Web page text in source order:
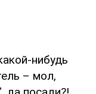
нибудь
– мол,